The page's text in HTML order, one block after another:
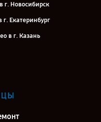
г. Новосибирск
г. Екатеринбург
в г. Казань
в г. Киров